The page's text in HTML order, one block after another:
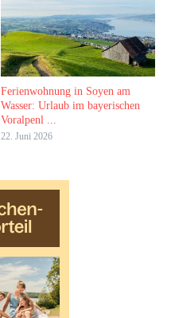
Ferienwohnung in Soyen am
Wasser: Urlaub im bayerischen
Voralpenl ...
22. Juni 2026